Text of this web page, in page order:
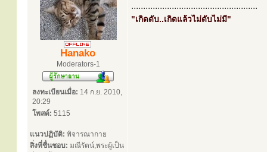
Hanako
Moderators-1
ลงทะเบียนเมื่อ: 14 ก.ย. 2010,
20:29
โพสต์: 5115
แนวปฏิบัติ: พิจารณากาย
สิ่งที่ชื่นชอบ: มณีรัตน์,พระผู้เป็น
.....................................................
"เกิดดับ..เกิดแล้วไม่ดับไม่มี"